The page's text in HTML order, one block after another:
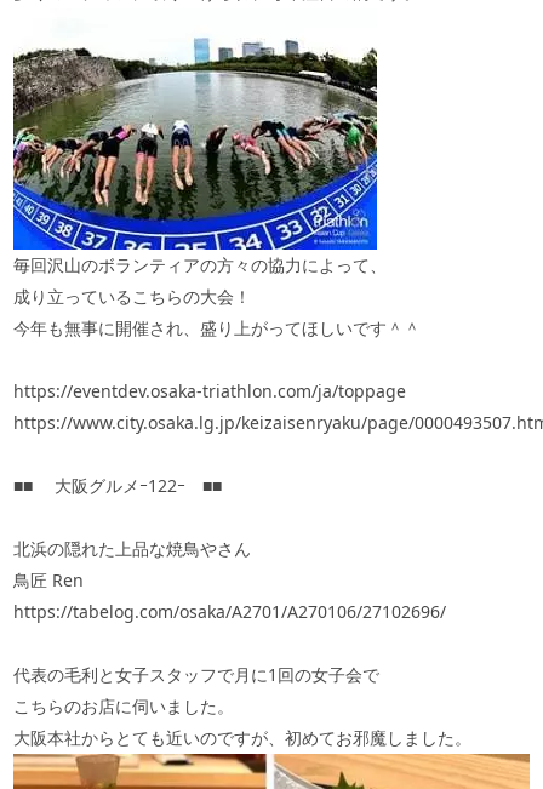
毎回沢山のボランティアの方々の協力によって、
成り立っているこちらの大会！
今年も無事に開催され、盛り上がってほしいです＾＾
https://eventdev.osaka-triathlon.com/ja/toppage
https://www.city.osaka.lg.jp/keizaisenryaku/page/
■■ 大阪グルメｰ122ｰ ■■
北浜の隠れた上品な焼鳥やさん
鳥匠 Ren
https://tabelog.com/osaka/A2701/A270106/27102696/
代表の毛利と女子スタッフで月に1回の女子会で
こちらのお店に伺いました。
大阪本社からとても近いのですが、初めてお邪魔しました。